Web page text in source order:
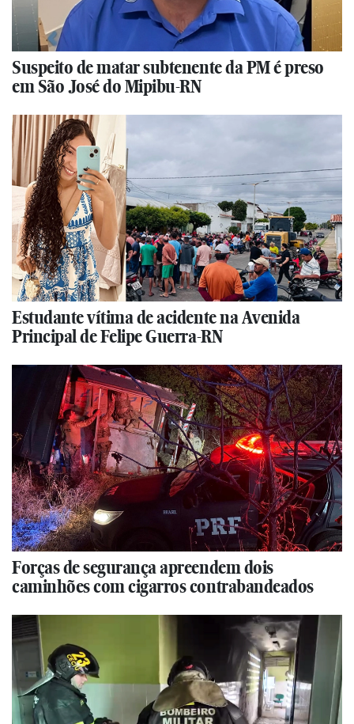
Suspeito de matar subtenente da PM é preso
em São José do Mipibu-RN
Estudante vítima de acidente na Avenida
Principal de Felipe Guerra-RN
Forças de segurança apreendem dois
caminhões com cigarros contrabandeados